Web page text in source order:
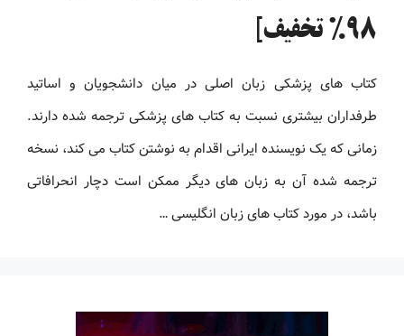
98% تخفیف]
کتاب های پزشکی زبان اصلی در میان دانشجویان و اساتید
طرفداران بیشتری نسبت به کتاب های پزشکی ترجمه شده دارند.
زمانی که یک نویسنده ایرانی اقدام به نوشتن کتاب می کند، نسخه
ترجمه شده آن به زبان های دیگر ممکن است دچار انحرافاتی
باشد، در مورد کتاب های زبان انگلیسی …